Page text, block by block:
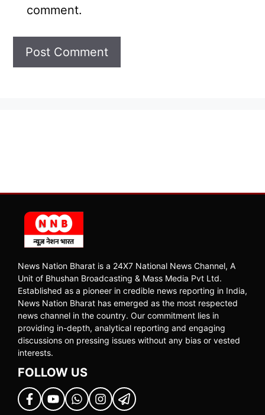
comment.
News Nation Bharat is a 24X7 National News Channel, A
Unit of Bhushan Broadcasting & Mass Media Pvt Ltd.
Established as a pioneer in credible news reporting in India,
News Nation Bharat has emerged as the most respected
news channel in the country. Our commitment lies in
providing in-depth, analytical reporting and engaging
discussions on pressing issues without any bias or vested
interests.
FOLLOW US